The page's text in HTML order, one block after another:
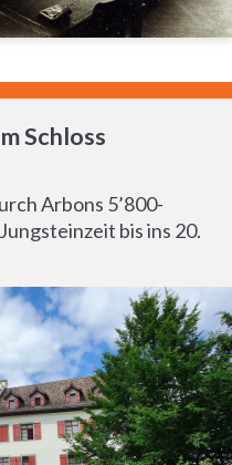
Schloss
Arbons 5’800-
bis ins 20.